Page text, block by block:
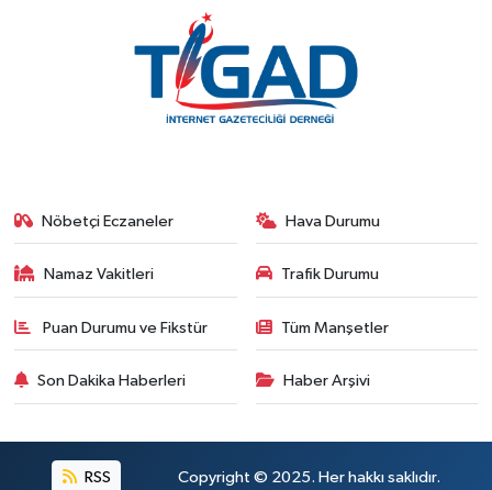
Nöbetçi Eczaneler Hava Durumu
Namaz Vakitleri Trafik Durumu
Puan Durumu ve Fikstür Tüm Manşetler
Son Dakika Haberleri Haber Arşivi
RSS Copyright © 2025. Her hakkı saklıdır.